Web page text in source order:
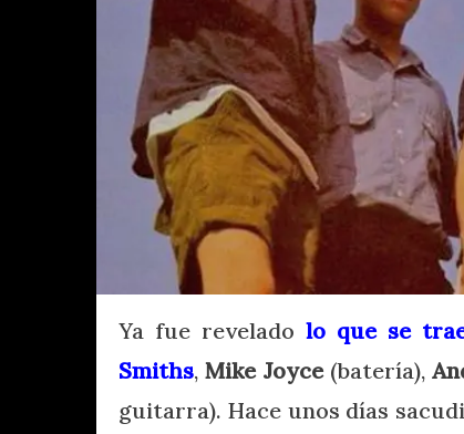
Ya fue reveladolo que se
Smiths,Mike Joyce(batería),
guitarra). Hace unos días